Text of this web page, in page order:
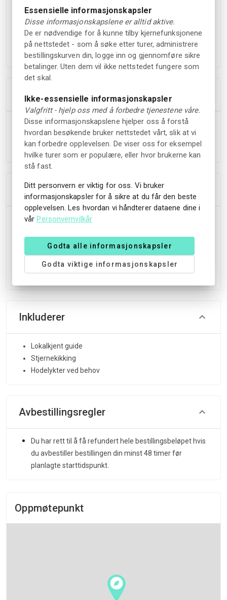
høydepunkt. På klare netter fylles himmelen av stjerner, og
du får muligheten til å oppleve vinterens stillhet og
storslåtte natur på en ny måte. Guiden sørger for trygg
ferdsel og gir deg tid til å nyte opplevelsen i ditt eget tempo.
Høydepunkter
Guidet kveldstur på truger i vinterlandskap
Stjernekikking langt fra lys og støy
Kort og tilgjengelig rute for de fleste
Tillegg
Turen gjennomføres onsdager i vintersesongen. Oppmøte
og 30 minutter. Deltakere må ha grunnleggende
skiferdigheter og ta med eget skiutstyr. Husk varme klær
tilpasset vintervær.
Inkluderer
Lokalkjent guide
Stjernekikking
Hodelykter ved behov
Avbestillingsregler
Du har rett til å få refundert hele bestillingsbeløpet hvis
du avbestiller bestillingen din minst 48 timer før
planlagte starttidspunkt.
Oppmøtepunkt
Essensielle informasjonskapsler
Disse informasjonskapslene er alltid aktive.
De er nødvendige for å kunne tilby kjernefunksjonene
på nettstedet - som å søke etter turer, administrere
bestillingskurven din, logge inn og gjennomføre sikre
betalinger. Uten dem vil ikke nettstedet fungere som
det skal.
Ikke-essensielle informasjonskapsler
Valgfritt - hjelp oss med å forbedre tjenestene våre.
Disse informasjonskapslene hjelper oss å forstå
hvordan besøkende bruker nettstedet vårt, slik at vi
kan forbedre opplevelsen. De viser oss for eksempel
hvilke turer som er populære, eller hvor brukerne kan
stå fast.
Ditt personvern er viktig for oss. Vi bruker
informasjonskapsler for å sikre at du får den beste
opplevelsen. Les hvordan vi håndterer dataene dine i
vårPersonvernvilkår
Godta alle informasjonskapsler
Godta viktige informasjonskapsler